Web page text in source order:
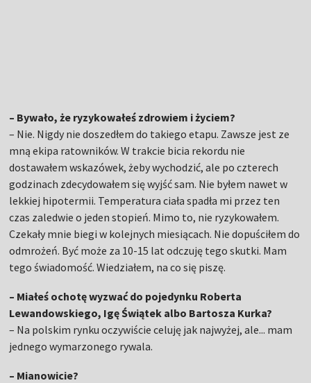
– Bywało, że ryzykowałeś zdrowiem i życiem?
– Nie. Nigdy nie doszedłem do takiego etapu. Zawsze jest ze
mną ekipa ratowników. W trakcie bicia rekordu nie
dostawałem wskazówek, żeby wychodzić, ale po czterech
godzinach zdecydowałem się wyjść sam. Nie byłem nawet w
lekkiej hipotermii. Temperatura ciała spadła mi przez ten
czas zaledwie o jeden stopień. Mimo to, nie ryzykowałem.
Czekały mnie biegi w kolejnych miesiącach. Nie dopuściłem do
odmrożeń. Być może za 10-15 lat odczuję tego skutki. Mam
tego świadomość. Wiedziałem, na co się piszę.
– Miałeś ochotę wyzwać do pojedynku Roberta
Lewandowskiego, Igę Świątek albo Bartosza Kurka?
– Na polskim rynku oczywiście celuję jak najwyżej, ale... mam
jednego wymarzonego rywala.
– Mianowicie?